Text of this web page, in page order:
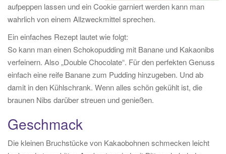
aufpeppen lassen und ein Cookie garniert werden kann man
wahrlich von einem Allzweckmittel sprechen.
Ein einfaches Rezept lautet wie folgt:
So kann man einen Schokopudding mit Banane und Kakaonibs
verfeinern. Also „Double Chocolate“. Für den perfekten Genuss
einfach eine reife Banane zum Pudding hinzugeben. Und ab
damit in den Kühlschrank. Wenn alles schön gekühlt ist, die
braunen Nibs darüber streuen und genießen.
Geschmack
Die kleinen Bruchstücke von Kakaobohnen schmecken leicht